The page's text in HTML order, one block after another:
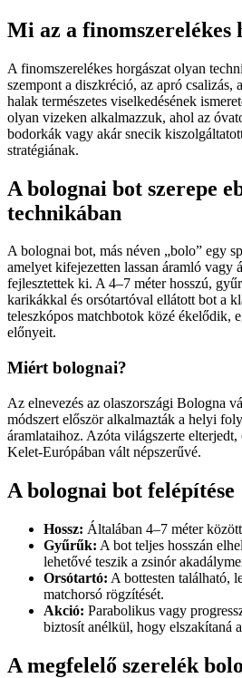
Mi az a finomszerelékes
A finomszerelékes horgászat olyan
szempont a diszkréció, az apró csalizás,
halak természetes viselkedésének
olyan vizeken alkalmazzuk, ahol az
bodorkák vagy akár snecik
stratégiának.
A bolognai bot szerepe
technikában
A bolognai bot, más néven „bolo” egy
amelyet kifejezetten lassan áramló
fejlesztettek ki. A 4–7 méter hosszú,
karikákkal és orsótartóval ellátott bot a
teleszkópos matchbotok közé ékelődik,
előnyeit.
Miért bolognai?
Az elnevezés az olaszországi Bologna
módszert először alkalmazták a helyi
áramlataihoz. Azóta világszerte
Kelet-Európában vált népszerűvé.
A bolognai bot felépítése
Hossz: Általában 4–7 méter
Gyűrűk: A bot teljes hosszán
lehetővé teszik a zsinór
Orsótartó: A bottesten található,
matchorsó rögzítését.
Akció: Parabolikus vagy
biztosít anélkül, hogy elszakítaná
A megfelelő szerelék